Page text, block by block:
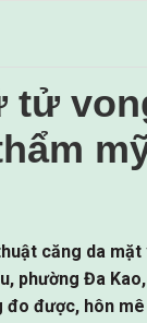
tử
căng da
phường Đa
đo được, hôn